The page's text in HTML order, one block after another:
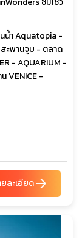
น้ำ Aquatopia -
ะพานจูบ - ตลาด
- AQUARIUM -
VENICE -
ละเอียดarrow_forward